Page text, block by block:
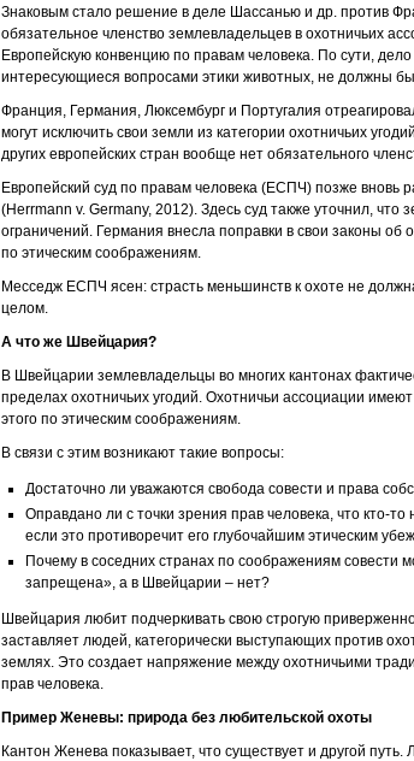
Знаковым стало решение в деле Шассанью и др. против
обязательное членство землевладельцев в охотничьих
Европейскую конвенцию по правам человека. По сути,
интересующиеся вопросами этики животных, не должны
Франция, Германия, Люксембург и Португалия
могут исключить свои земли из категории охотничьих
других европейских стран вообще нет обязательного
Европейский суд по правам человека (ЕСПЧ) позже вновь
(Herrmann v. Germany, 2012). Здесь суд также уточнил,
ограничений. Германия внесла поправки в свои законы
по этическим соображениям.
Месседж ЕСПЧ ясен: страсть меньшинств к охоте не
целом.
А что же Швейцария?
В Швейцарии землевладельцы во многих кантонах
пределах охотничьих угодий. Охотничьи ассоциации
этого по этическим соображениям.
В связи с этим возникают такие вопросы:
Достаточно ли уважаются свобода совести и права
Оправдано ли с точки зрения прав человека, что кто-
если это противоречит его глубочайшим этическим
Почему в соседних странах по соображениям совести
запрещена», а в Швейцарии – нет?
Швейцария любит подчеркивать свою строгую
заставляет людей, категорически выступающих против
землях. Это создает напряжение между охотничьими
прав человека.
Пример Женевы: природа без любительской охоты
Кантон Женева показывает, что существует и другой